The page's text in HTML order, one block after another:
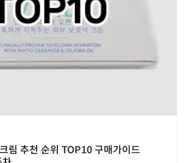
림 추천 순위 TOP10 구매가이드